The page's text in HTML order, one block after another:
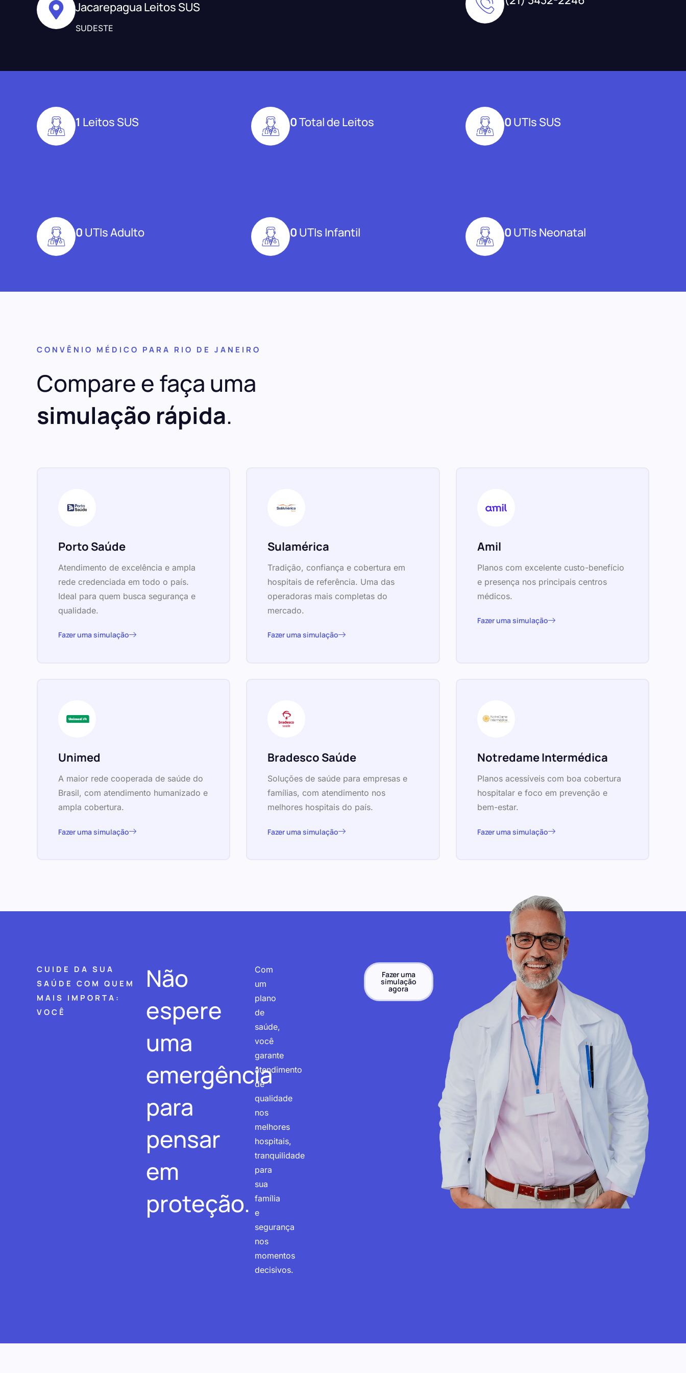
Jacarepagua Leitos SUS
SUDESTE
1 Leitos SUS 0Total de Leitos 0 UTIs SUS
0 UTIs Adulto 0 UTIs Infantil 0 UTIs Neonatal
CONVÊNIO MÉDICO PARA RIO DE JANEIRO
Compare e faça uma
simulação rápida.
Porto Saúde
Atendimento de excelência e ampla
rede credenciada em todo o país.
Ideal para quem busca segurança e
qualidade.
Fazer uma simulação
Sulamérica
Tradição, confiança e cobertura em
hospitais de referência. Uma das
operadoras mais completas do
mercado.
Fazer uma simulação
Amil
Planos com excelente custo-benefício
e presença nos principais centros
médicos.
Fazer uma simulação
Unimed
A maior rede cooperada de saúde do
Brasil, com atendimento humanizado e
ampla cobertura.
Fazer uma simulação
Bradesco Saúde
Soluções de saúde para empresas e
famílias, com atendimento nos
melhores hospitais do país.
Fazer uma simulação
Notredame Intermédica
Planos acessíveis com boa cobertura
hospitalar e foco em prevenção e
bem-estar.
Fazer uma simulação
CUIDE DA SUA
SAÚDE COM QUEM
MAIS IMPORTA:
VOCÊ
Não
espere
uma
emergência
para
pensar
em
proteção.
Com
um
plano
de
saúde,
você
garante
atendimento
de
qualidade
nos
melhores
hospitais,
tranquilidade
para
sua
família
e
segurança
nos
momentos
decisivos.
Fazer uma
simulação
agora